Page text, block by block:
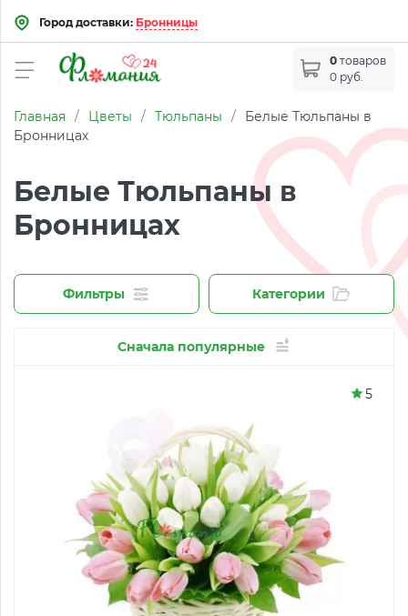
Город доставки: Бронницы
0 товаров
0 руб.
Главная / Цветы / Тюльпаны /
Белые Тюльпаны в
Бронницах
Белые Тюльпаны в
Бронницах
Фильтры Категории
Сначала популярные
5